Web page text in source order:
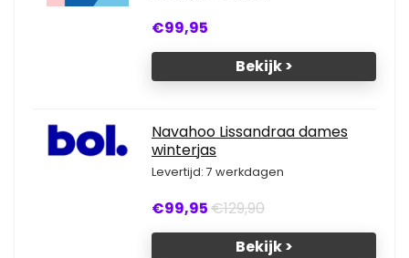
€99,95
Bekijk >
Navahoo Lissandraa dames
winterjas
Levertijd: 7 werkdagen
€99,95€129,90
Bekijk >